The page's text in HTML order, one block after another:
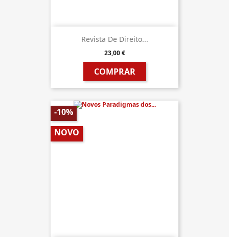
Revista De Direito...
23,00 €
COMPRAR
-10%
NOVO